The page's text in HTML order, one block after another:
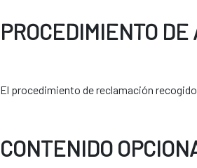
PROCEDIMIENTO
El procedimiento de reclamación recogido
CONTENIDO